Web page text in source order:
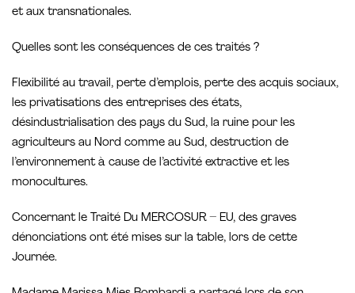
et aux transnationales.
Quelles sont les conséquences de ces traités ?
Flexibilité au travail, perte d’emplois, perte des acquis sociaux,
les privatisations des entreprises des états,
désindustrialisation des pays du Sud, la ruine pour les
agriculteurs au Nord comme au Sud, destruction de
l’environnement à cause de l’activité extractive et les
monocultures.
Concernant le Traité Du MERCOSUR – EU, des graves
dénonciations ont été mises sur la table, lors de cette
Journée.